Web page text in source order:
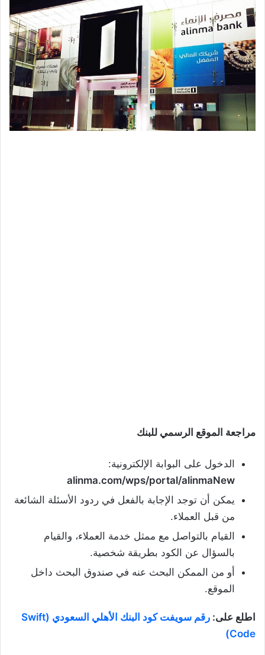
مراجعة الموقع الرسمي للبنك
الدخول على البوابة الإلكترونية:
alinma.com/wps/portal/alinmaNew
يمكن أن توجد الإجابة بالفعل في ردود الأسئلة الشائعة
من قبل العملاء.
القيام بالتواصل مع ممثل خدمة العملاء، والقيام
بالسؤال عن الكود بطريقة شخصية.
أو من الممكن البحث عنه في صندوق البحث داخل
الموقع.
اطلع على:
رقم سويفت كود البنك الأهلي السعودي (Swift
Code)